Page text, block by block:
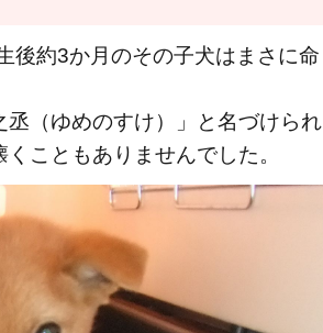
後約3か月のその子犬はまさに命
（ゆめのすけ）」と名づけられ
こともありませんでした。